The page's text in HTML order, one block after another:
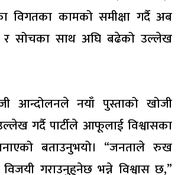
विगतका कामको समीक्षा गर्दै अब
र सोचका साथ अघि बढेको उल्लेख
आन्दोलनले नयाँ पुस्ताको खोजी
गर्दै पार्टीले आफूलाई विश्वासका
बताउनुभयो। “जनताले रुख
गराउनुहुनेछ भन्ने विश्वास छ,”